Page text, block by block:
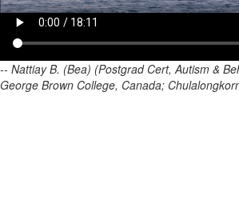
-- Nattiay B. (Bea) (Postgrad Cert, Autism &
George Brown College, Canada;